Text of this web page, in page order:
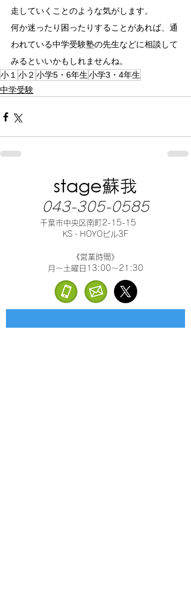
走していくことのような気がします。
何か迷ったり困ったりすることがあれば、通
われている中学受験塾の先生などに相談して
みるといいかもしれませんね。
小１ 小２ 小学5・6年生小学3・4年生
中学受験
043-305-0585
千葉市中央区南町2-15-15
KS・HOYOビル3F
《営業時間》
月～土曜日13:00～21:30